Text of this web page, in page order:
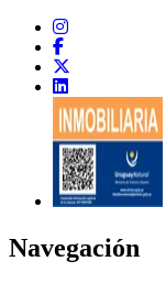
Navegación